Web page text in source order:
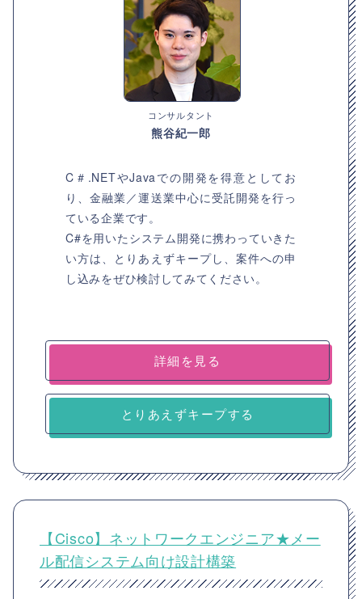
コンサルタント
熊谷紀一郎
C＃.NETやJavaでの開発を得意としてお
り、金融業／運送業中心に受託開発を行っ
ている企業です。
C#を用いたシステム開発に携わっていきた
い方は、とりあえずキープし、案件への申
し込みをぜひ検討してみてください。
詳細を見る
とりあえずキープする
【Cisco】ネットワークエンジニア★メー
ル配信システム向け設計構築